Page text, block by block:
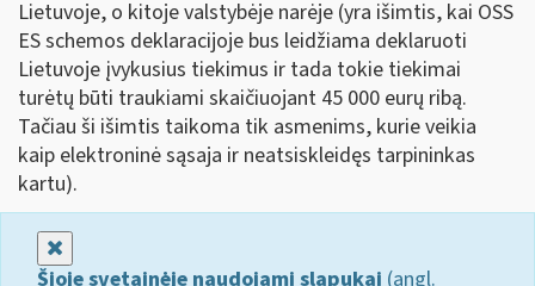
Lietuvoje, o kitoje valstybėje narėje (yra išimtis, kai OSS
ES schemos deklaracijoje bus leidžiama deklaruoti
Lietuvoje įvykusius tiekimus ir tada tokie tiekimai
turėtų būti traukiami skaičiuojant 45 000 eurų ribą.
Tačiau ši išimtis taikoma tik asmenims, kurie veikia
kaip elektroninė sąsaja ir neatsiskleidęs tarpininkas
kartu).
Šioje svetainėje naudojami slapukai (angl.